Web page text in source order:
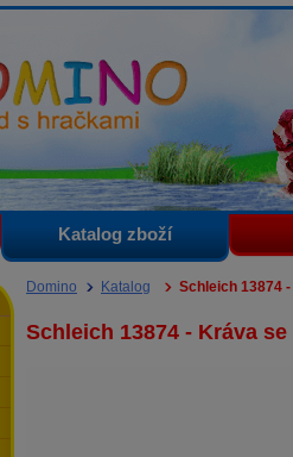
Katalog zboží
Domino Katalog Schleich 13874
Schleich 13874 - Kráva